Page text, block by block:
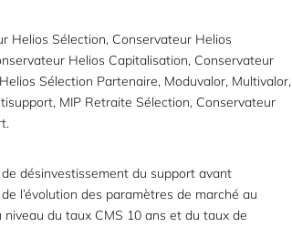
Helios Sélection, Conservateur Helios
Helios Capitalisation, Conservateur
Sélection Partenaire, Moduvalor, Multivalor,
MIP Retraite Sélection, Conservateur
désinvestissement du support avant
l’évolution des paramètres de marché au
du taux CMS 10 ans et du taux de